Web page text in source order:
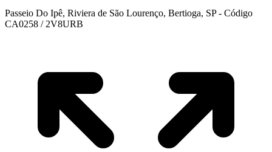
Passeio Do Ipê, Riviera de São Lourenço, Bertioga, SP - Código
CA0258 / 2V8URB